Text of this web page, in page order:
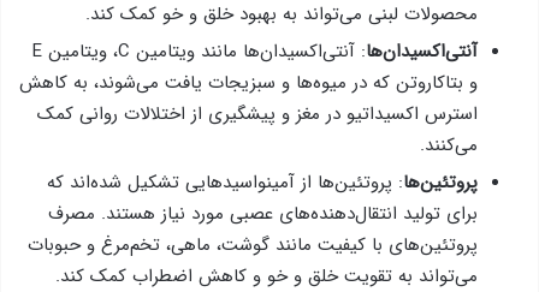
محصولات لبنی می‌تواند به بهبود خلق و خو کمک کند.
آنتی‌اکسیدان‌ها
: آنتی‌اکسیدان‌ها مانند ویتامین C، ویتامین E
و بتاکاروتن که در میوه‌ها و سبزیجات یافت می‌شوند، به کاهش
استرس اکسیداتیو در مغز و پیشگیری از اختلالات روانی کمک
می‌کنند.
پروتئین‌ها: پروتئین‌ها از آمینواسیدهایی تشکیل شده‌اند که
برای تولید انتقال‌دهنده‌های عصبی مورد نیاز هستند. مصرف
پروتئین‌های با کیفیت مانند گوشت، ماهی، تخم‌مرغ و حبوبات
می‌تواند به تقویت خلق و خو و کاهش اضطراب کمک کند.